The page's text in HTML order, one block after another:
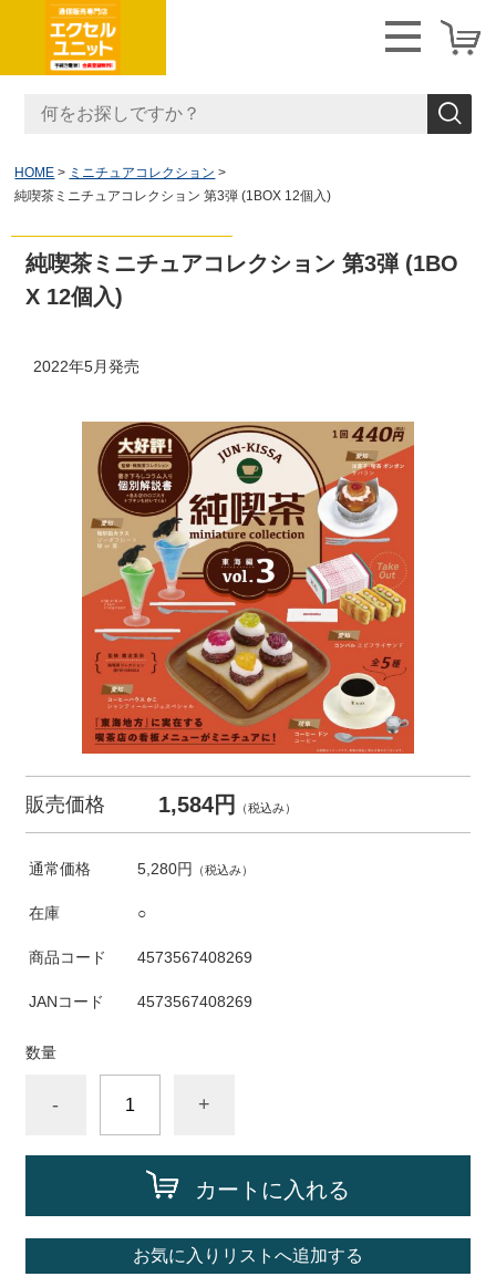
HOME
ミニチュアコレクション
純喫茶ミニチュアコレクション 第3弾 (1BOX 12個入)
純喫茶ミニチュアコレクション 第3弾 (1BO
X 12個入)
2022年5月発売
販売価格 1,584円 （税込み）
通常価格 5,280円 （税込み）
在庫 ○
商品コード 4573567408269
JANコード 4573567408269
数量
- +
カートに入れる
お気に入りリストへ追加する